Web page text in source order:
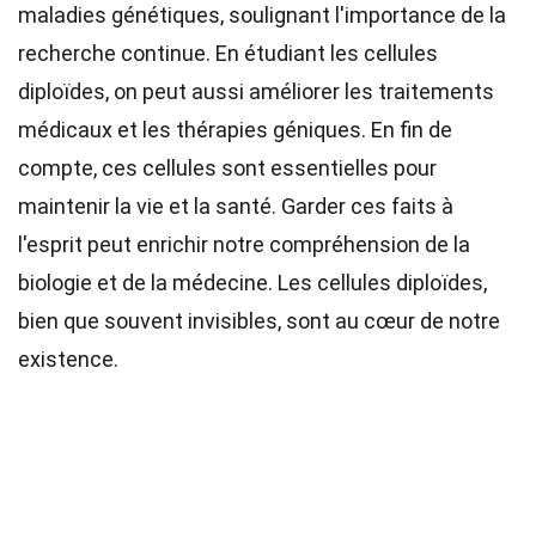
maladies génétiques, soulignant l'importance de la
recherche continue. En étudiant les cellules
diploïdes, on peut aussi améliorer les traitements
médicaux et les thérapies géniques. En fin de
compte, ces cellules sont essentielles pour
maintenir la vie et la santé. Garder ces faits à
l'esprit peut enrichir notre compréhension de la
biologie et de la médecine. Les cellules diploïdes,
bien que souvent invisibles, sont au cœur de notre
existence.